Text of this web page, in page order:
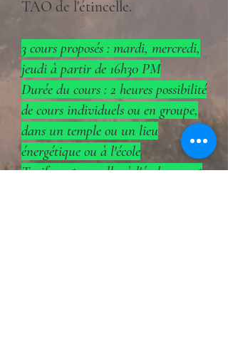
TAO de l'étincelle.
3 cours proposés : mardi, mercredi,
jeudi à partir de 16h30 PM
Durée du cours : 2 heures possibilité
de cours individuels ou en groupe,
dans un temple ou un lieu
énergétique ou à l'école
Tarif : 20$ en salle, à l'école ou 25$